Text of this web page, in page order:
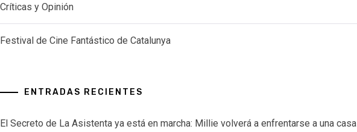
Críticas y Opinión
Festival de Cine Fantástico de Catalunya
ENTRADAS RECIENTES
El Secreto de La Asistenta ya está en marcha: Millie volverá a enfrentarse a una